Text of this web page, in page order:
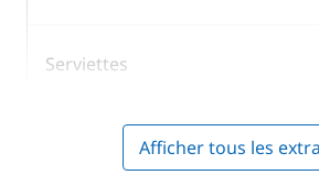
Serviettes
Afficher tous les